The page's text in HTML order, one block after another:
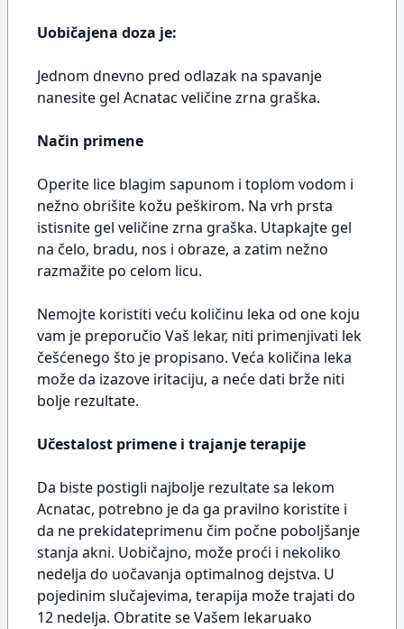
Uobičajena doza je:
Jednom dnevno pred odlazak na spavanje
nanesite gel Acnatac veličine zrna graška.
Način primene
Operite lice blagim sapunom i toplom vodom i
nežno obrišite kožu peškirom. Na vrh prsta
istisnite gel veličine zrna graška. Utapkajte gel
na čelo, bradu, nos i obraze, a zatim nežno
razmažite po celom licu.
Nemojte koristiti veću količinu leka od one koju
vam je preporučio Vaš lekar, niti primenjivati lek
češćenego što je propisano. Veća količina leka
može da izazove iritaciju, a neće dati brže niti
bolje rezultate.
Učestalost primene i trajanje terapije
Da biste postigli najbolje rezultate sa lekom
Acnatac, potrebno je da ga pravilno koristite i
da ne prekidateprimenu čim počne poboljšanje
stanja akni. Uobičajno, može proći i nekoliko
nedelja do uočavanja optimalnog dejstva. U
pojedinim slučajevima, terapija može trajati do
12 nedelja. Obratite se Vašem lekaruako